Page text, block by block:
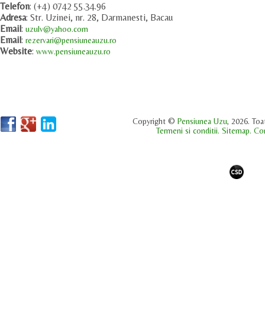
Telefon: (+4) 0742 55.34.96
Adresa: Str. Uzinei, nr. 28, Darmanesti, Bacau
Email: uzulv@yahoo.com
Email: rezervari@pensiuneauzu.ro
Website: www.pensiuneauzu.ro
Copyright © Pensiunea Uzu, 2026.
Termeni si conditii. Sitemap.